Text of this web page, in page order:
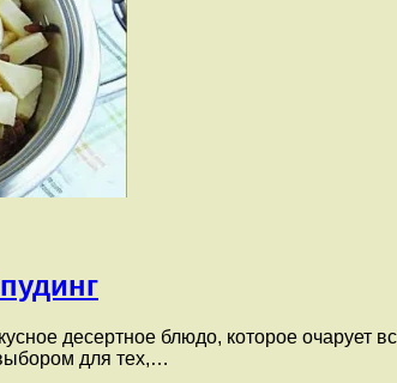
десертное блюдо, которое очарует
для тех,…